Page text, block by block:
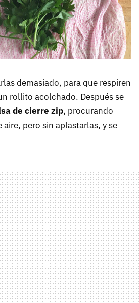
demasiado, para que respiren
rollito acolchado. Después se
de cierre zip, procurando
pero sin aplastarlas, y se